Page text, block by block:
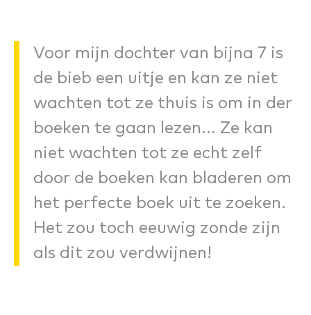
Voor mijn dochter van bijna 7 is
de bieb een uitje en kan ze niet
wachten tot ze thuis is om in der
boeken te gaan lezen... Ze kan
niet wachten tot ze echt zelf
door de boeken kan bladeren om
het perfecte boek uit te zoeken.
Het zou toch eeuwig zonde zijn
als dit zou verdwijnen!